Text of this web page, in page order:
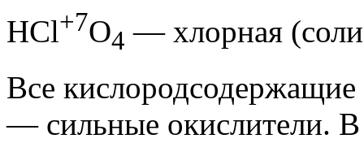
НСl+7O4 — хлорная
Все кислородсодержащие
— сильные окислители.